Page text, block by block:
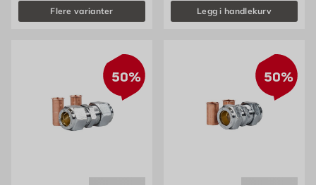
Flere varianter Legg i handlekurv
50% 50%